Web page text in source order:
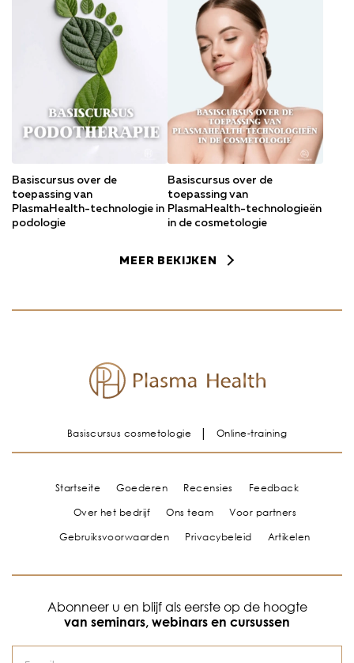
Basiscursus over de
toepassing van
PlasmaHealth-technologie in
podologie
Basiscursus over de
toepassing van
PlasmaHealth-technologieën
in de cosmetologie
MEER BEKIJKEN
Basiscursus cosmetologie Online-training
Startseite Goederen Recensies Feedback
Over het bedrijf Ons team Voor partners
Gebruiksvoorwaarden Privacybeleid Artikelen
Abonneer u en blijf als eerste op de hoogte
van seminars, webinars en cursussen